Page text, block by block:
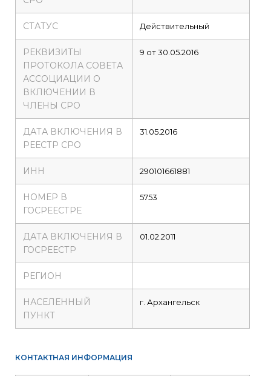
СТАТУС Действительный
РЕКВИЗИТЫ
ПРОТОКОЛА СОВЕТА
АССОЦИАЦИИ О
ВКЛЮЧЕНИИ В
ЧЛЕНЫ СРО
9 от 30.05.2016
ДАТА ВКЛЮЧЕНИЯ В
РЕЕСТР СРО
31.05.2016
ИНН 290101661881
НОМЕР В
ГОСРЕЕСТРЕ
5753
ДАТА ВКЛЮЧЕНИЯ В
ГОСРЕЕСТР
01.02.2011
РЕГИОН
НАСЕЛЕННЫЙ
ПУНКТ
г. Архангельск
КОНТАКТНАЯ ИНФОРМАЦИЯ